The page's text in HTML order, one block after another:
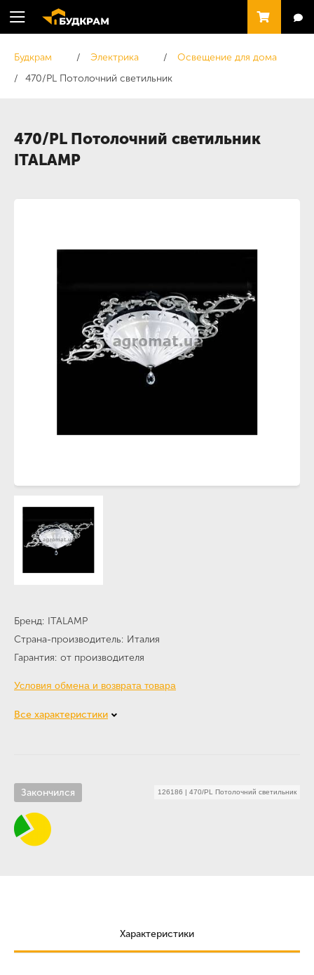
Будкрам Электрика
Освещение для дома
470/PL Потолочний светильник
470/PL Потолочний светильник
ITALAMP
Бренд ITALAMP
Страна-производитель Италия
Гарантия от производителя
Условия обмена и возврата товара
Все характеристики
Закончился 126186 | 470/PL Потолочний светильник
Характеристики